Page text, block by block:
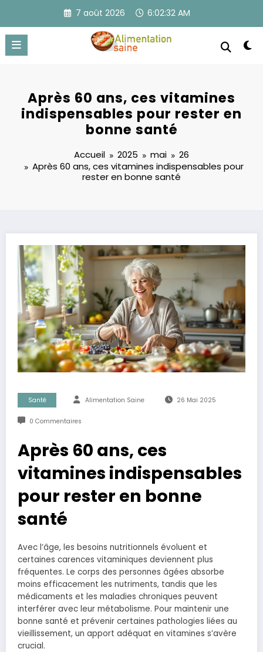
contenu
7 août 2026 6:02:33 AM
Après 60 ans, ces vitamines
indispensables pour rester en
bonne santé
Accueil 2025 mai
26
Après 60 ans, ces vitamines indispensables pour
rester en bonne santé
Santé Alimentation Saine 26 Mai 2025
0 Commentaires
Après 60 ans, ces
vitamines indispensables
pour rester en bonne
santé
Avec l’âge, les besoins nutritionnels évoluent et
certaines carences vitaminiques deviennent plus
fréquentes. Le corps des personnes âgées absorbe
moins efficacement les nutriments, tandis que les
médicaments et les maladies chroniques peuvent
interférer avec leur métabolisme. Pour maintenir une
bonne santé et prévenir certaines pathologies liées au
vieillissement, un apport adéquat en vitamines s’avère
crucial.